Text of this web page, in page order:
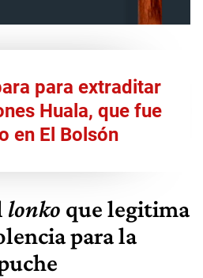
para extraditar
Huala, que fue
en El Bolsón
lonko que legitima
para la